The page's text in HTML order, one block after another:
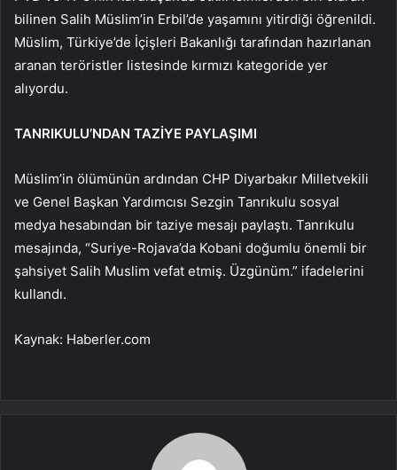
bilinen Salih Müslim’in Erbil’de yaşamını yitirdiği öğrenildi.
Müslim, Türkiye’de İçişleri Bakanlığı tarafından hazırlanan
aranan teröristler listesinde kırmızı kategoride yer
alıyordu.
TANRIKULU’NDAN TAZİYE PAYLAŞIMI
Müslim’in ölümünün ardından CHP Diyarbakır Milletvekili
ve Genel Başkan Yardımcısı Sezgin Tanrıkulu sosyal
medya hesabından bir taziye mesajı paylaştı. Tanrıkulu
mesajında, “Suriye-Rojava’da Kobani doğumlu önemli bir
şahsiyet Salih Muslim vefat etmiş. Üzgünüm.” ifadelerini
kullandı.
Kaynak: Haberler.com